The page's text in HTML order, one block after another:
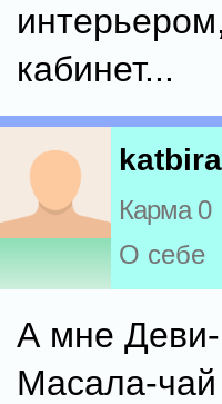
кабинет...
Карма 0
О себе
А мне Деви-
Масала-